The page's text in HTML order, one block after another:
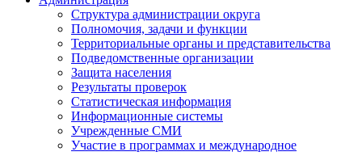
Структура администрации округа
Полномочия, задачи и функции
Территориальные органы и представительства
Подведомственные организации
Защита населения
Результаты проверок
Статистическая информация
Информационные системы
Учрежденные СМИ
Участие в программах и международное